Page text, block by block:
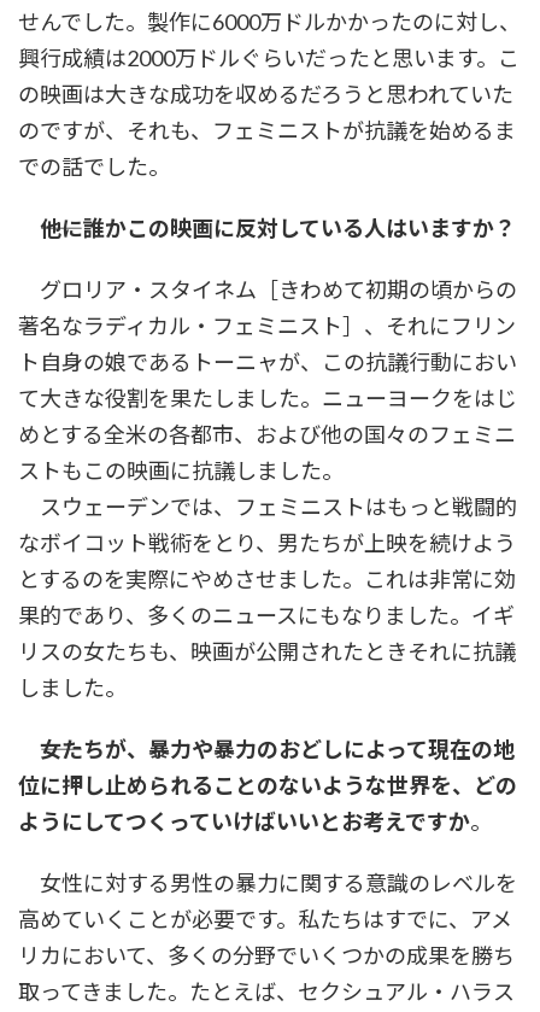
せんでした。製作に6000万ドルかかったのに対し、
興行成績は2000万ドルぐらいだったと思います。こ
の映画は大きな成功を収めるだろうと思われていた
のですが、それも、フェミニストが抗議を始めるま
での話でした。
――他に誰かこの映画に反対している人はいますか？
グロリア・スタイネム［きわめて初期の頃からの
著名なラディカル・フェミニスト］、それにフリン
ト自身の娘であるトーニャが、この抗議行動におい
て大きな役割を果たしました。ニューヨークをはじ
めとする全米の各都市、および他の国々のフェミニ
ストもこの映画に抗議しました。
スウェーデンでは、フェミニストはもっと戦闘的
なボイコット戦術をとり、男たちが上映を続けよう
とするのを実際にやめさせました。これは非常に効
果的であり、多くのニュースにもなりました。イギ
リスの女たちも、映画が公開されたときそれに抗議
しました。
――女たちが、暴力や暴力のおどしによって現在の地
位に押し止められることのないような世界を、どの
ようにしてつくっていけばいいとお考えですか。
女性に対する男性の暴力に関する意識のレベルを
高めていくことが必要です。私たちはすでに、アメ
リカにおいて、多くの分野でいくつかの成果を勝ち
取ってきました。たとえば、セクシュアル・ハラス